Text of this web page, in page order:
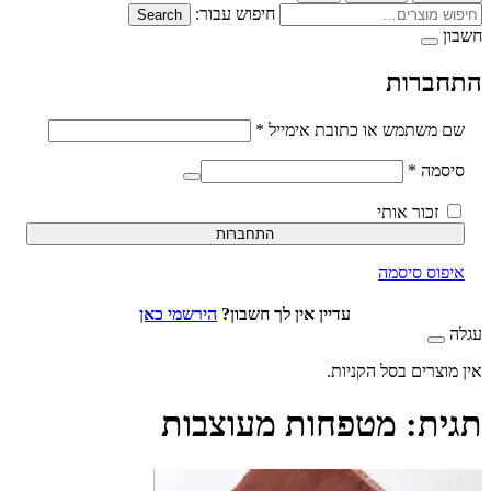
חיפוש עבור: Search
משתמש או כתובת אימייל*חובה
*חובה
זכור אותי
התחברות
סיסמה
עדיין אין לך חשבון?הירשמי כאן
בסל הקניות.
מטפחות מעוצבות